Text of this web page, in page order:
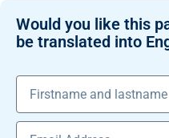
Would you like this
be translated into